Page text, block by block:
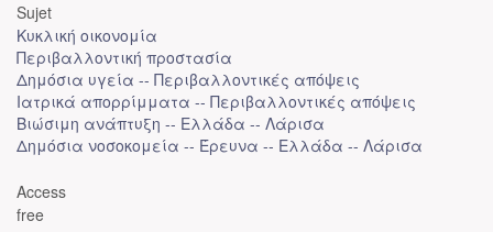
Sujet
Κυκλική οικονομία
Περιβαλλοντική προστασία
Δημόσια υγεία -- Περιβαλλοντικές απόψεις
Ιατρικά απορρίμματα -- Περιβαλλοντικές απόψεις
Βιώσιμη ανάπτυξη -- Ελλάδα -- Λάρισα
Δημόσια νοσοκομεία -- Έρευνα -- Ελλάδα -- Λάρισα
Access
free